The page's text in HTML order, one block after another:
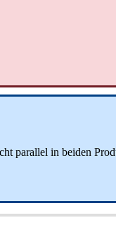
parallel in beiden